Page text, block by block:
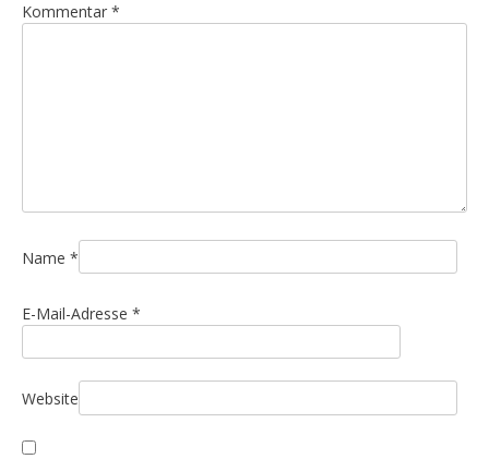
s
a
i
o
n
Kommentar *
Name *
E-Mail-Adresse *
Website